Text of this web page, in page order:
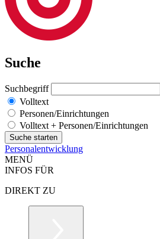
Suche
Suchbegriff
Volltext
Personen/Einrichtungen
Volltext + Personen/Einrichtungen
Personalentwicklung
MENÜ
INFOS FÜR
DIREKT ZU